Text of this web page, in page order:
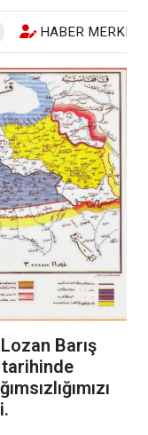
HABER MERKEZI
Barış